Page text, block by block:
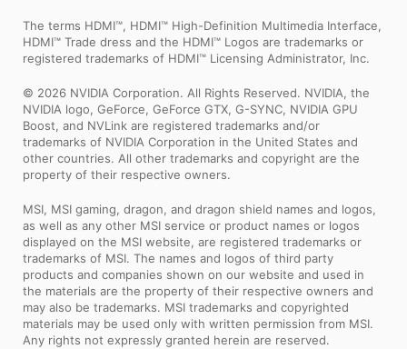
The terms HDMI™, HDMI™ High-Definition Multimedia Interface,
HDMI™ Trade dress and the HDMI™ Logos are trademarks or
registered trademarks of HDMI™ Licensing Administrator, Inc.
© 2026 NVIDIA Corporation. All Rights Reserved. NVIDIA, the
NVIDIA logo, GeForce, GeForce GTX, G-SYNC, NVIDIA GPU
Boost, and NVLink are registered trademarks and/or
trademarks of NVIDIA Corporation in the United States and
other countries. All other trademarks and copyright are the
property of their respective owners.
MSI, MSI gaming, dragon, and dragon shield names and logos,
as well as any other MSI service or product names or logos
displayed on the MSI website, are registered trademarks or
trademarks of MSI. The names and logos of third party
products and companies shown on our website and used in
the materials are the property of their respective owners and
may also be trademarks. MSI trademarks and copyrighted
materials may be used only with written permission from MSI.
Any rights not expressly granted herein are reserved.